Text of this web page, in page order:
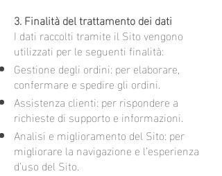
3. Finalità del trattamento dei dati
I dati raccolti tramite il Sito vengono
utilizzati per le seguenti finalità:
Gestione degli ordini: per elaborare,
confermare e spedire gli ordini.
Assistenza clienti: per rispondere a
richieste di supporto e informazioni.
Analisi e miglioramento del Sito: per
migliorare la navigazione e l’esperienza
d’uso del Sito.